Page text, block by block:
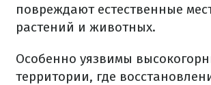
повреждают естественные
растений и животных.
Особенно уязвимы
территории, где